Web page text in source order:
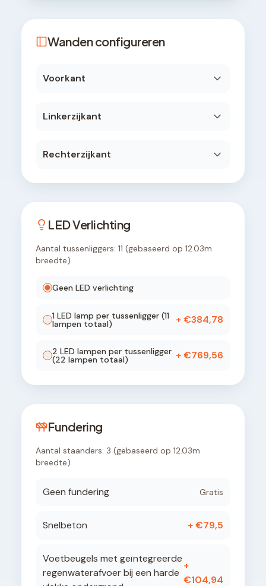
Wanden configureren
Voorkant
Linkerzijkant
Rechterzijkant
LED Verlichting
Aantal tussenliggers: 11 (gebaseerd op 12.03m
breedte)
Geen LED verlichting
1 LED lamp per tussenligger (11
lampen totaal) + €384,78
2 LED lampen per tussenligger
(22 lampen totaal) + €769,56
Fundering
Aantal staanders: 3 (gebaseerd op 12.03m
breedte)
Geen fundering Gratis
Snelbeton + €79,5
Voetbeugels met geïntegreerde
regenwaterafvoer bij een harde
+
€104,94